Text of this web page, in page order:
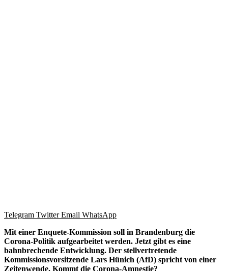
Telegram Twitter Email WhatsApp
Mit einer Enquete-Kommission soll in Brandenburg die
Corona-Politik aufgearbeitet werden. Jetzt gibt es eine
bahnbrechende Entwicklung. Der stellvertretende
Kommissionsvorsitzende Lars Hünich (AfD) spricht von einer
Zeitenwende. Kommt die Corona-Amnestie?